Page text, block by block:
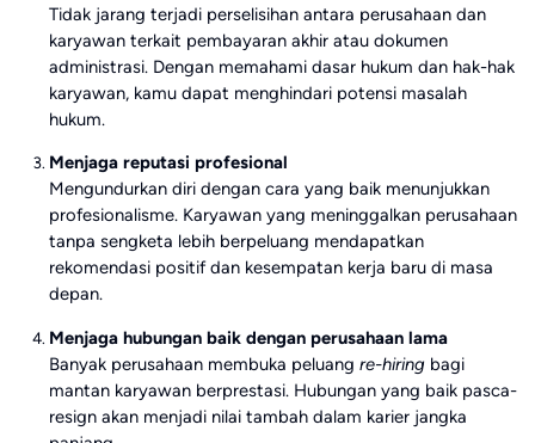
Tidak jarang terjadi perselisihan antara perusahaan dan
karyawan terkait pembayaran akhir atau dokumen
administrasi. Dengan memahami dasar hukum dan hak-hak
karyawan, kamu dapat menghindari potensi masalah
hukum.
Menjaga reputasi profesional
Mengundurkan diri dengan cara yang baik menunjukkan
profesionalisme. Karyawan yang meninggalkan perusahaan
tanpa sengketa lebih berpeluang mendapatkan
rekomendasi positif dan kesempatan kerja baru di masa
depan.
Menjaga hubungan baik dengan perusahaan lama
Banyak perusahaan membuka peluang re-hiringbagi
mantan karyawan berprestasi. Hubungan yang baik pasca-
resign akan menjadi nilai tambah dalam karier jangka